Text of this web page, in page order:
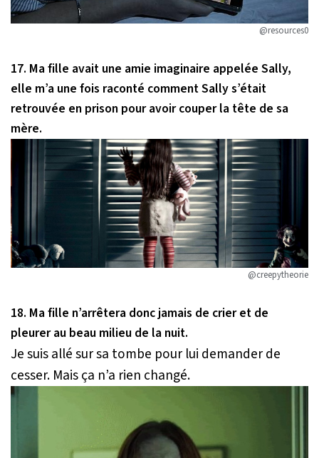
@resources0
17. Ma fille avait une amie imaginaire appelée Sally,
elle m’a une fois raconté comment Sally s’était
retrouvée en prison pour avoir couper la tête de sa
mère.
@creepytheorie
18. Ma fille n’arrêtera donc jamais de crier et de
pleurer au beau milieu de la nuit.
Je suis allé sur sa tombe pour lui demander de
cesser. Mais ça n’a rien changé.